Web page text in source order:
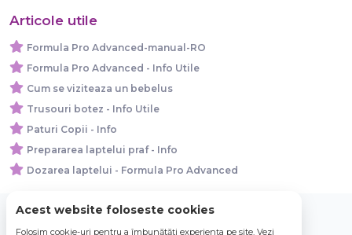
Articole utile
Formula Pro Advanced-manual-RO
Formula Pro Advanced - Info Utile
Cum se viziteaza un bebelus
Trusouri botez - Info Utile
Paturi Copii - Info
Prepararea laptelui praf - Info
Dozarea laptelui - Formula Pro Advanced
Acest website foloseste cookies
Folosim cookie-uri pentru a îmbunătăți experiența pe site. Vezi